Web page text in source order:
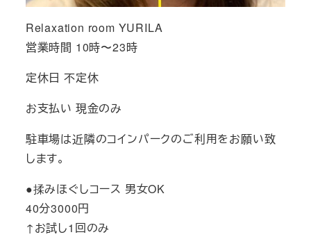
Relaxation room YURILA
営業時間 10時〜23時
定休日 不定休
お支払い 現金のみ
駐車場は近隣のコインパークのご利用をお願い致
します。
●揉みほぐしコース 男女OK
40分3000円
↑お試し1回のみ